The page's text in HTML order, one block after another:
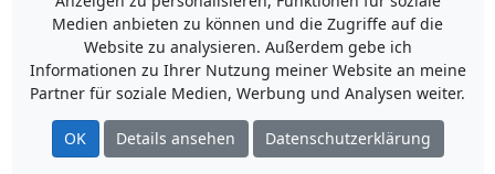
Medien anbieten zu können und die Zugriffe auf die
Website zu analysieren. Außerdem gebe ich
Informationen zu Ihrer Nutzung meiner Website an meine
Partner für soziale Medien, Werbung und Analysen weiter.
OK Details ansehen Datenschutzerklärung